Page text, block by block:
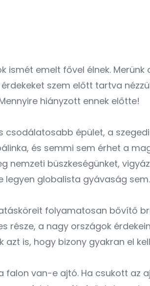
emelt fővel élnek. Merünk
szem előtt tartva
hiányzott ennek előtte!
épület, a
és semmi sem érhet a
nemzeti büszkeségünket,
legyen globalista gyávaság sem.
folyamatosan bővítő
a nagy országok
is, hogy bizony gyakran el
van-e ajtó. Ha csukott az